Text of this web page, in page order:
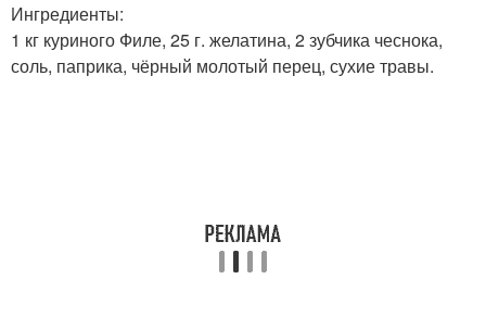
Ингредиенты:
1 кг куриного Филе, 25 г. желатина, 2 зубчика чеснока,
соль, паприка, чёрный молотый перец, сухие травы.